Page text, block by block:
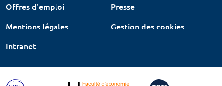
Offres d'emploi
Presse
Mentions légales
Gestion des cookies
Intranet